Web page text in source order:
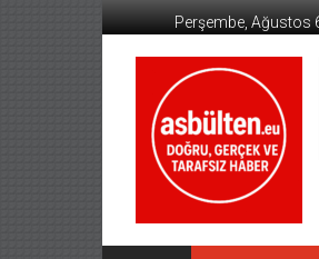
geç
Perşembe, Ağustos